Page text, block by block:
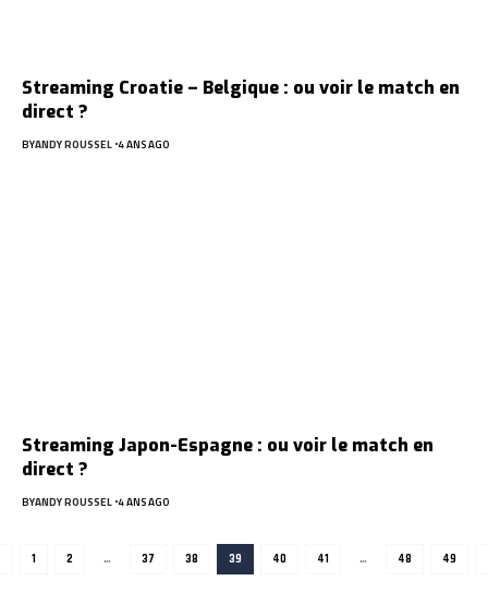
Streaming Croatie – Belgique : ou voir le match en
direct ?
BYANDY ROUSSEL 4 ANS AGO
Streaming Japon-Espagne : ou voir le match en
direct ?
BYANDY ROUSSEL 4 ANS AGO
1 2 … 37 38 39 40 41 … 48 49